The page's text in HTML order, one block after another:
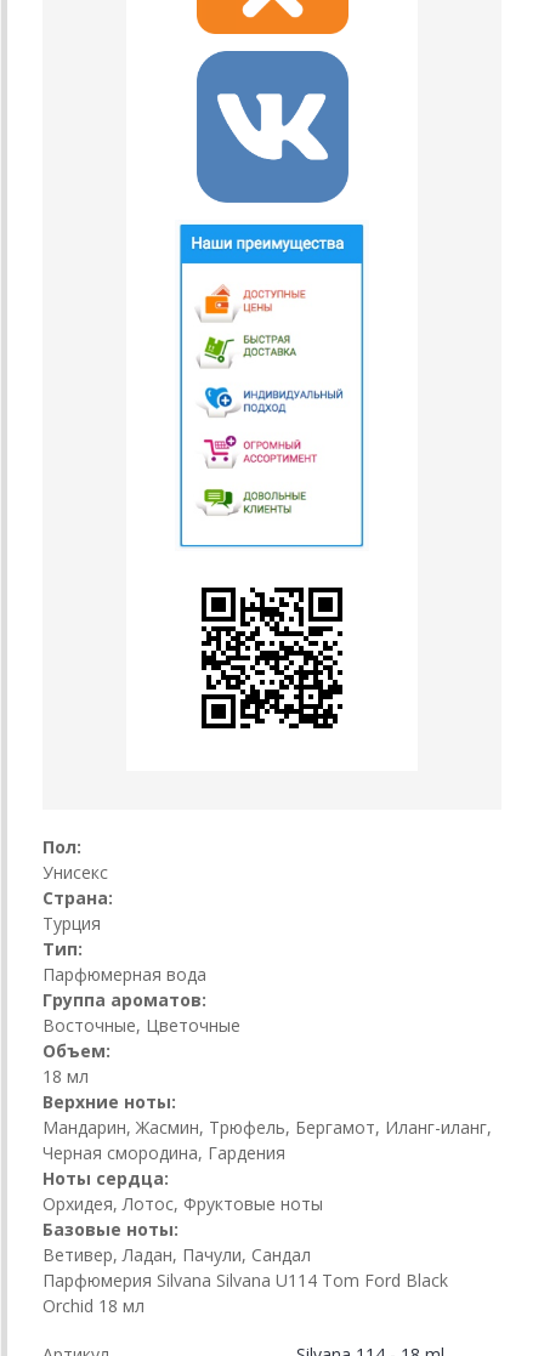
Пол:
Унисекс
Страна:
Турция
Тип:
Парфюмерная вода
Группа ароматов:
Восточные, Цветочные
Объем:
18 мл
Верхние ноты:
Мандарин, Жасмин, Трюфель, Бергамот, Иланг-иланг,
Черная смородина, Гардения
Ноты сердца:
Орхидея, Лотос, Фруктовые ноты
Базовые ноты:
Ветивер, Ладан, Пачули, Сандал
Парфюмерия Silvana Silvana U114 Tom Ford Black
Orchid 18 мл